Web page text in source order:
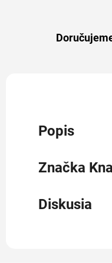
Popis
Značka
Diskusia